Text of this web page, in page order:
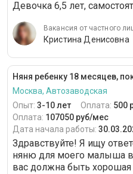
Девочка 6,5 лет,
Вакансия от частного
Кристина Денисовна
Няня ребенку 18 месяцев,
Москва, Автозаводская
Опыт: 3-10 лет Оплата: 500
Оплата: 107050 руб/мес
Дата начала работы:
Здравствуйте! Я ищу
няню для моего малыша в
вас должна быть хорошая